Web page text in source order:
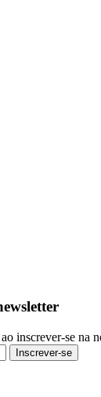
inscrever-se na
Inscrever-se